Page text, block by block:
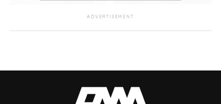
Mah berkata terdapat cadangan sesi persekolahan perlu
Pelajaran Malaysia (SPM) dan Sijil Tinggi Persekolahan
ADVERTISEMENT